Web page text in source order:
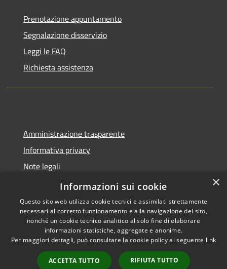
Prenotazione appuntamento
Segnalazione disservizio
Leggi le FAQ
Richiesta assistenza
Amministrazione trasparente
Informativa privacy
Note legali
Dichiarazione di accessibilità
Accessibilità
Copyright © 2026 • Comune di
Tavernola Bergamasca •
Powered byMunicipium
×
Informazioni sui cookie
Questo sito web utilizza cookie tecnici e assimilati strettamente
necessari al corretto funzionamento e alla navigazione del sito,
nonché un cookie tecnico analitico al solo fine di elaborare
informazioni statistiche, aggregate e anonime.
Per maggiori dettagli, può consultare la cookie policy al seguente link
ACCETTA TUTTO RIFIUTA TUTTO